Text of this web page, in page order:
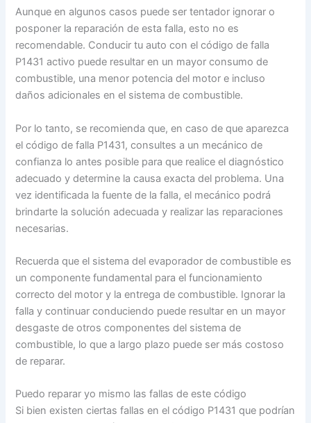
Aunque en algunos casos puede ser tentador ignorar o
posponer la reparación de esta falla, esto no es
recomendable. Conducir tu auto con el código de falla
P1431 activo puede resultar en un mayor consumo de
combustible, una menor potencia del motor e incluso
daños adicionales en el sistema de combustible.
Por lo tanto, se recomienda que, en caso de que aparezca
el código de falla P1431, consultes a un mecánico de
confianza lo antes posible para que realice el diagnóstico
adecuado y determine la causa exacta del problema. Una
vez identificada la fuente de la falla, el mecánico podrá
brindarte la solución adecuada y realizar las reparaciones
necesarias.
Recuerda que el sistema del evaporador de combustible es
un componente fundamental para el funcionamiento
correcto del motor y la entrega de combustible. Ignorar la
falla y continuar conduciendo puede resultar en un mayor
desgaste de otros componentes del sistema de
combustible, lo que a largo plazo puede ser más costoso
de reparar.
Puedo reparar yo mismo las fallas de este código
Si bien existen ciertas fallas en el código P1431 que podrían